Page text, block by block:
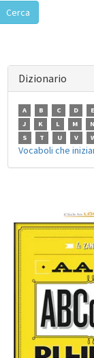
Cerca
Dizionario
A B C D E
J
K L M N
S
T U V
Vocaboli che